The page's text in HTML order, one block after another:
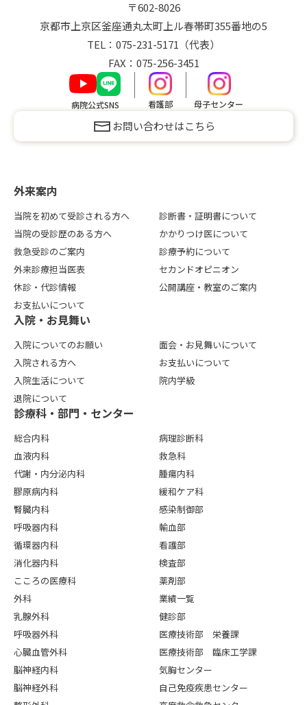
〒602-8026
京都市上京区釜座通丸太町上ル春帯町355番地の5
TEL： 075-231-5171 （代表）
FAX：075-256-3451
病院公式SNS 看護部 母子センター
お問い合わせはこちら
外来案内
当院を初めて受診される方へ
当院の受診歴のある方へ
救急受診のご案内
外来診療担当医表
休診・代診情報
お支払いについて
診断書・証明書について
かかりつけ医について
診療予約について
セカンドオピニオン
公開講座・教室のご案内
⼊院・お⾒舞い
入院についてのお願い
入院される方へ
入院生活について
退院について
面会・お見舞いについて
お支払いについて
院内学級
診療科・部門・センター
総合内科
血液内科
代謝・内分泌内科
膠原病内科
腎臓内科
呼吸器内科
循環器内科
消化器内科
こころの医療科
外科
乳腺外科
呼吸器外科
心臓血管外科
脳神経内科
脳神経外科
病理診断科
救急科
腫瘍内科
緩和ケア科
感染制御部
輸血部
看護部
検査部
薬剤部
業績一覧
健診部
医療技術部 栄養課
医療技術部 臨床工学課
気胸センター
自己免疫疾患センター